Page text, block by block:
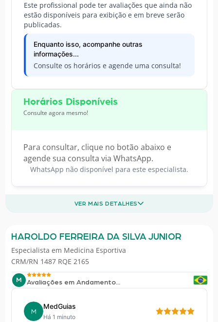
Este profissional pode ter avaliações que ainda não
estão disponíveis para exibição e em breve serão
publicadas.
Enquanto isso, acompanhe outras
informações...
Consulte os horários e agende uma consulta!
Horários Disponíveis
Consulte agora mesmo!
Para consultar, clique no botão abaixo e
agende sua consulta via WhatsApp.
WhatsApp não disponível para este especialista.
VER MAIS DETALHES
HAROLDO FERREIRA DA SILVA JUNIOR
Especialista em Medicina Esportiva
CRM/RN 1487 RQE 2165
M Avaliações em Andamento...
M
MedGuias
Há 1 minuto